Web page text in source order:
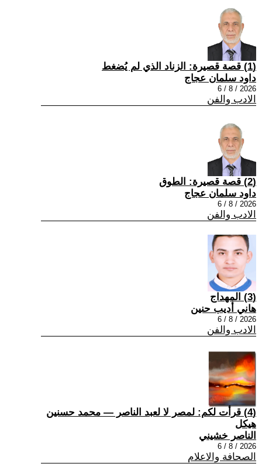
(1) قصة قصيرة: الزناد الذي لم يُضغط
داود سلمان عجاج
2026 / 8 / 6
الادب والفن
(2) قصة قصيرة: الطوق
داود سلمان عجاج
2026 / 8 / 6
الادب والفن
(3) المهداج
هاني أديب حنين
2026 / 8 / 6
الادب والفن
(4) قرأت لكم: لمصر لا لعبد الناصر — محمد حسنين
هيكل
الناصر خشيني
2026 / 8 / 6
الصحافة والاعلام